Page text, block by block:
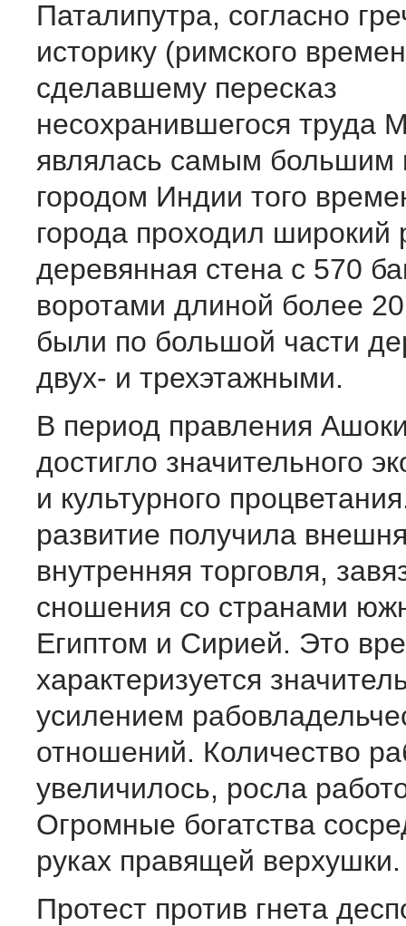
Паталипутра, согласно
историку (римского
сделавшему пересказ
несохранившегося труда
являлась самым большим
городом Индии того
города проходил широкий
деревянная стена с 570
воротами длиной более
были по большой части
двух- и трехэтажными.
В период правления
достигло значительного
и культурного
развитие получила
внутренняя торговля,
сношения со странами
Египтом и Сирией. Это
характеризуется
усилением
отношений. Количество
увеличилось, росла
Огромные богатства
руках правящей верхушки.
Протест против гнета